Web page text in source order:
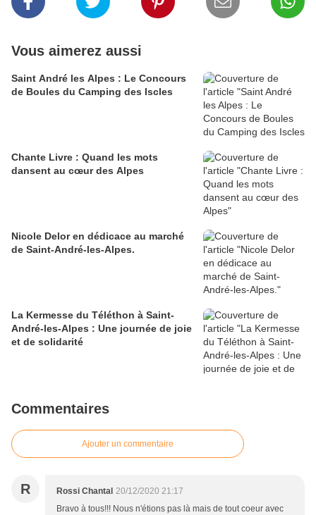
Vous aimerez aussi
Saint André les Alpes : Le Concours
de Boules du Camping des Iscles
Chante Livre : Quand les mots
dansent au cœur des Alpes
Nicole Delor en dédicace au marché
de Saint-André-les-Alpes.
La Kermesse du Téléthon à Saint-
André-les-Alpes : Une journée de joie
et de solidarité
Commentaires
Ajouter un commentaire
R Rossi Chantal 20/12/2020 21:17
Bravo à tous!!! Nous n'étions pas là mais de tout coeur avec